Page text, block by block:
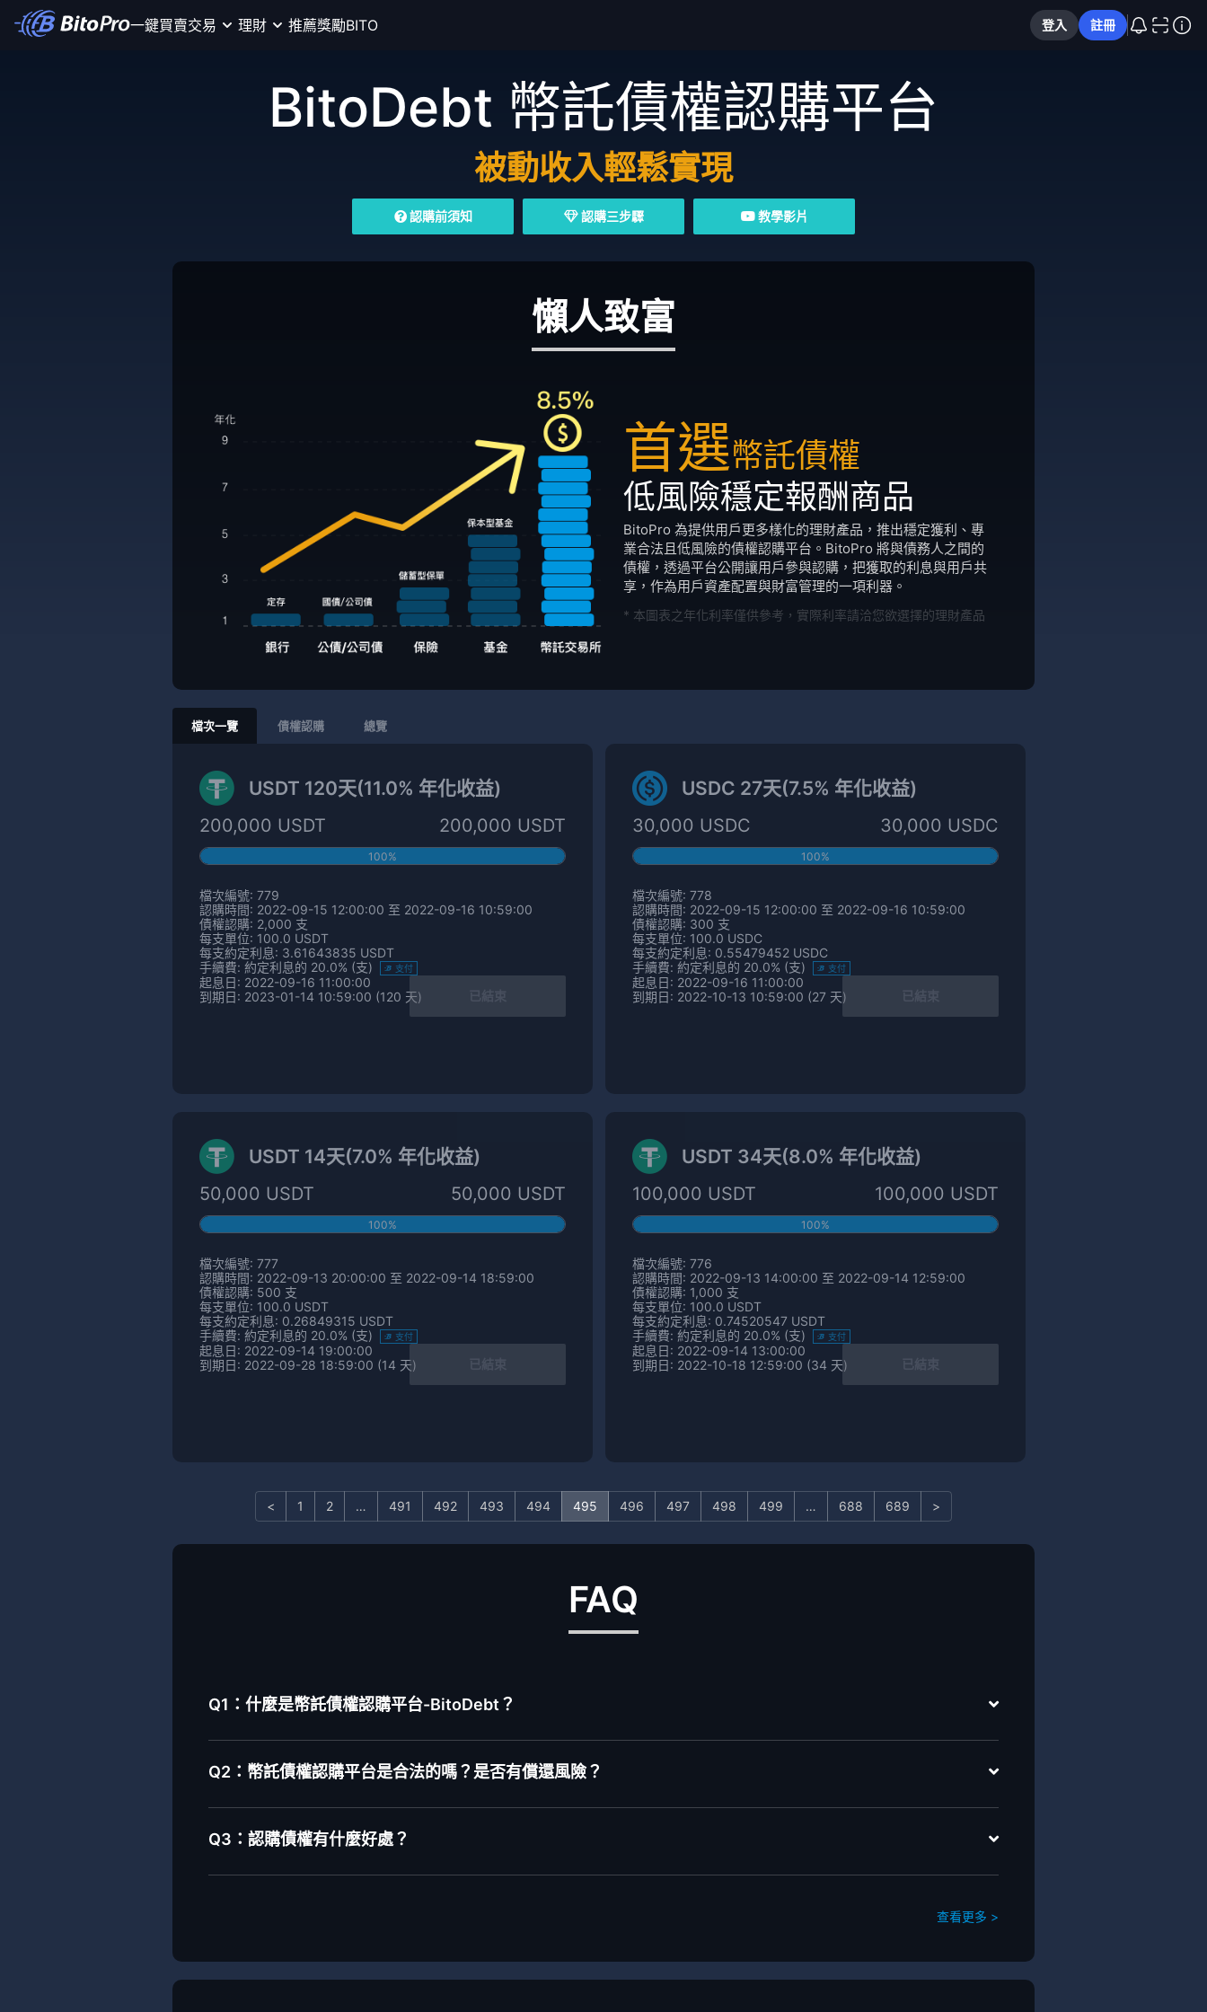
一鍵買賣交易 理財 推薦獎勵BITO 登入 註冊
BitoDebt 幣託債權認購平台
被動收入輕鬆實現
認購前須知 認購三步驟 教學影片
懶人致富
首選幣託債權
低風險穩定報酬商品
BitoPro 為提供用戶更多樣化的理財產品，推出穩定獲利、專
業合法且低風險的債權認購平台。BitoPro 將與債務人之間的
債權，透過平台公開讓用戶參與認購，把獲取的利息與用戶共
享，作為用戶資產配置與財富管理的一項利器。
* 本圖表之年化利率僅供參考，實際利率請洽您欲選擇的理財產品
檔次一覽 債權認購 總覽
USDT 120天(11.0% 年化收益)
200,000 USDT 200,000 USDT
100%
檔次編號: 779
認購時間: 2022-09-15 12:00:00 至 2022-09-16 10:59:00
債權認購: 2,000 支
每支單位: 100.0 USDT
每支約定利息: 3.61643835 USDT
手續費: 約定利息的 20.0% (支)
支付
起息日: 2022-09-16 11:00:00
到期日: 2023-01-14 10:59:00 (120 天)
USDC 27天(7.5% 年化收益)
30,000 USDC 30,000 USDC
100%
檔次編號: 778
認購時間: 2022-09-15 12:00:00 至 2022-09-16 10:59:00
債權認購: 300 支
每支單位: 100.0 USDC
每支約定利息: 0.55479452 USDC
手續費: 約定利息的 20.0% (支)
支付
起息日: 2022-09-16 11:00:00
到期日: 2022-10-13 10:59:00 (27 天)
USDT 14天(7.0% 年化收益)
50,000 USDT 50,000 USDT
100%
檔次編號: 777
認購時間: 2022-09-13 20:00:00 至 2022-09-14 18:59:00
債權認購: 500 支
每支單位: 100.0 USDT
每支約定利息: 0.26849315 USDT
手續費: 約定利息的 20.0% (支)
支付
起息日: 2022-09-14 19:00:00
到期日: 2022-09-28 18:59:00 (14 天)
USDT 34天(8.0% 年化收益)
100,000 USDT 100,000 USDT
100%
檔次編號: 776
認購時間: 2022-09-13 14:00:00 至 2022-09-14 12:59:00
債權認購: 1,000 支
每支單位: 100.0 USDT
每支約定利息: 0.74520547 USDT
手續費: 約定利息的 20.0% (支)
支付
起息日: 2022-09-14 13:00:00
到期日: 2022-10-18 12:59:00 (34 天)
< 1 2 … 491 492 493 494 495 496 497 498 499 … 688 689 >
FAQ
Q1：什麼是幣託債權認購平台-BitoDebt？
Q2：幣託債權認購平台是合法的嗎？是否有償還風險？
Q3：認購債權有什麼好處？
查看更多 >